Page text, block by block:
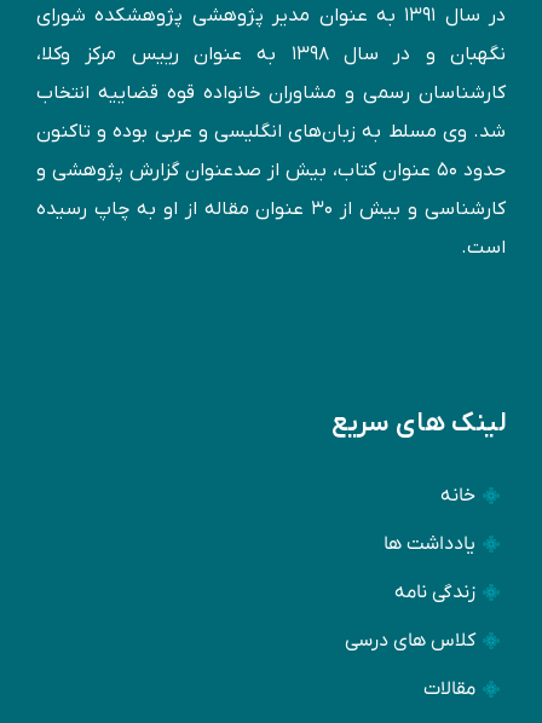
در سال ۱۳۹۱ به عنوان مدير پژوهشی پژوهشكده شورای
نگهبان و در سال ۱۳۹۸ به عنوان رییس مرکز وکلا،
کارشناسان رسمی و مشاوران خانواده قوه قضاییه انتخاب
شد. وی مسلط به زبان‌های انگليسی و عربی بوده و تاكنون
حدود ۵۰ عنوان كتاب، بیش از صدعنوان گزارش پژوهشی و
کارشناسی و بيش از ۳۰ عنوان مقاله از او به چاپ رسيده
است.
لینک های سریع
خانه
یادداشت ها
زندگی نامه
کلاس های درسی
مقالات